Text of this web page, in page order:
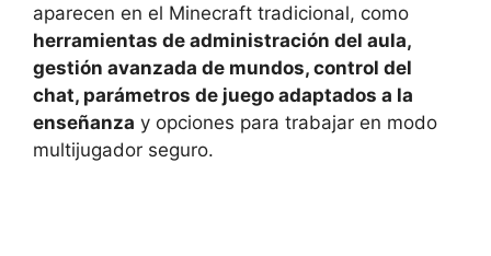
aparecen en el Minecraft tradicional, como
herramientas de administración del aula,
gestión avanzada de mundos, control del
chat, parámetros de juego adaptados a la
enseñanza y opciones para trabajar en modo
multijugador seguro.